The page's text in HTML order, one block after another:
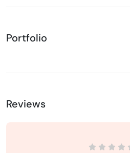
Portfolio
Reviews